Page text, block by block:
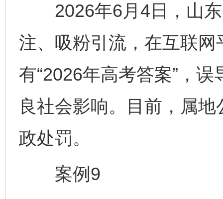
2026年6月4日，山东
注、吸粉引流，在互联
有“2026年高考答案”，
良社会影响。目前，属
政处罚。
案例9